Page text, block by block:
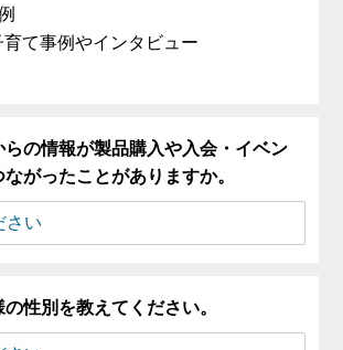
て事例やインタビュー
らの情報が製品購入や入会・イベン
ながったことがありますか。
性別を教えてください。